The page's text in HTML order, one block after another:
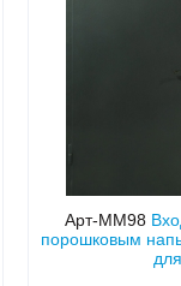
Арт-ММ98
порошковым